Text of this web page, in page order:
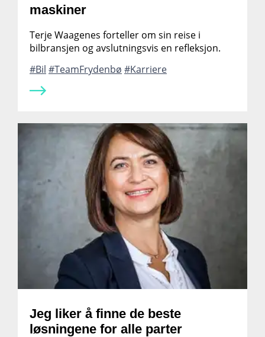
maskiner
Terje Waagenes forteller om sin reise i
bilbransjen og avslutningsvis en refleksjon.
Bil
TeamFrydenbø Karriere
Jeg liker å finne de beste
løsningene for alle parter